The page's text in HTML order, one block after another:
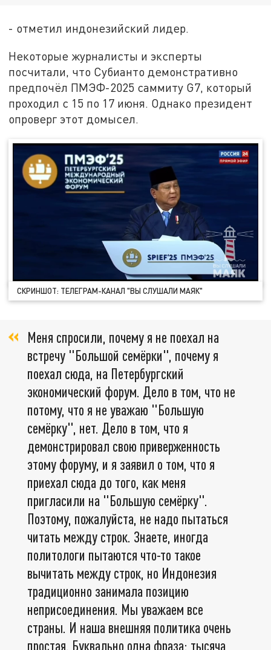
- отметил индонезийский лидер.
Некоторые журналисты и эксперты
посчитали, что Субианто демонстративно
предпочёл ПМЭФ-2025 саммиту G7, который
проходил с 15 по 17 июня. Однако президент
опроверг этот домысел.
СКРИНШОТ: ТЕЛЕГРАМ-КАНАЛ "ВЫ СЛУШАЛИ МАЯК"
Меня спросили, почему я не поехал на
встречу "Большой семёрки", почему я
поехал сюда, на Петербургский
экономический форум. Дело в том, что не
потому, что я не уважаю "Большую
семёрку", нет. Дело в том, что я
демонстрировал свою приверженность
этому форуму, и я заявил о том, что я
приехал сюда до того, как меня
пригласили на "Большую семёрку".
Поэтому, пожалуйста, не надо пытаться
читать между строк. Знаете, иногда
политологи пытаются что-то такое
вычитать между строк, но Индонезия
традиционно занимала позицию
неприсоединения. Мы уважаем все
страны. И наша внешняя политика очень
простая. Буквально одна фраза: тысяча